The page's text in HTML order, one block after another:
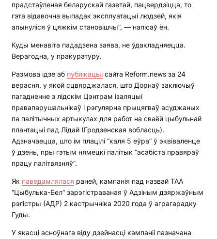
прадстаўленая беларускай газетай, пацвердзіцца, то
гэта відавочна выпадак эксплуатацыі людзей, якія
апынуліся ў цяжкім становішчы”, — напісаў ён.
Куды менавіта пададзена заява, не ўдакладняецца.
Верагодна, у пракуратуру.
Размова ідзе аб публікацыі сайта Reform.news за 24
верасня, у якой сцвярджалася, што Дорнаў заключыў
пагадненне з лідскім Цэнтрам ізаляцыі
правапарушальнікаў і рэгулярна прыцягваў асуджаных
па палітычных артыкулах для работ на сваёй цыбульнай
плантацыі пад Лідай (Гродзенская вобласць).
Адзначаецца, што ім плацілі “каля 5 еўра” ў эквіваленце
ў дзень, пры гэтым нямецкі палітык “асабіста правяраў
працу палітвязняў”.
Як паведамлялася раней, кампанія пад назвай ТАА
“Цыбулька-Бел” зарэгістраваная ў Адзіным дзяржаўным
рэгістры (АДР) 2 кастрычніка 2020 года ў аграгарадку
Гуды.
У якасці асноўнага віду дзейнасці кампаніі пазначана